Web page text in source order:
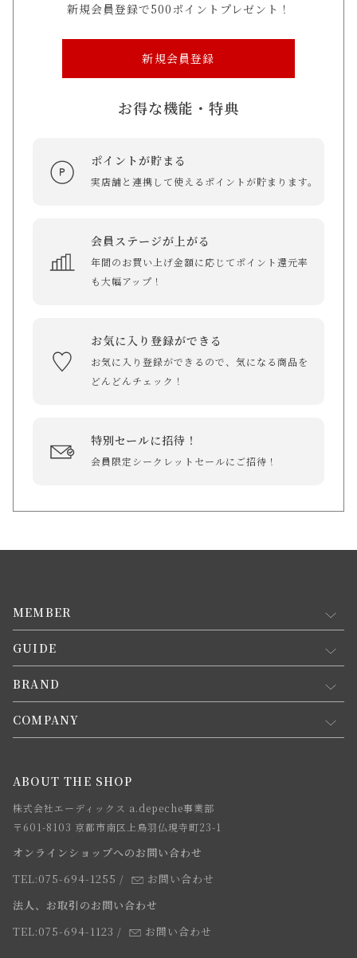
新規会員登録で500ポイントプレゼント！
新規会員登録
お得な機能・特典
ポイントが貯まる
実店舗と連携して使えるポイントが貯まります。
会員ステージが上がる
年間のお買い上げ金額に応じてポイント還元率
も大幅アップ！
お気に入り登録ができる
お気に入り登録ができるので、気になる商品を
どんどんチェック！
特別セールに招待！
会員限定シークレットセールにご招待！
MEMBER
マイページ
新規会員登録
会員規約について
GUIDE
お買い物ガイド
会員登録について
お支払方法について
お届けについて
よくあるご質問
BRAND
コンセプト
webカタログ
COMPANY
店舗一覧
求人情報
法人のお客様
スタッフ
ABOUT THE SHOP
株式会社エーディックス a.depeche事業部
〒601-8103 京都市南区上鳥羽仏現寺町23-1
オンラインショップへのお問い合わせ
TEL:075-694-1255 /
お問い合わせ
法人、お取引のお問い合わせ
TEL:075-694-1123 / お問い合わせ